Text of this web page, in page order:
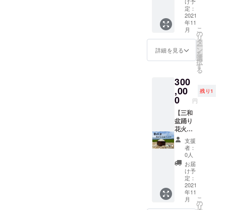
年産－
新米、
ななつ
ぼし）
※新米の
発送は
事前に
ます。
※支援金
には発
送手数
料も含
まれて
おりま
す。
にて、
三和盆
踊り花
火大会
実行委
員会か
らのお
をお送
りいた
しま
す。 ・
蘭越米
30kgを
お届け
しま
す。
（2021
年産－
新米、
ななつ
ぼし）
※新米の
発送は
定：
2021
年11
月
詳細を見る
こ
の
リ
タ
ー
ン
を
選
択
す
る
300
,00
0 円
残り1
【三和
盆踊り
花火大
会プレ
ミアム
応援
コー
ス】 ・
メール
にて、
三和盆
踊り花
支援
者：
0人
お届
け予
定：
2021
年11
月
こ
の
リ